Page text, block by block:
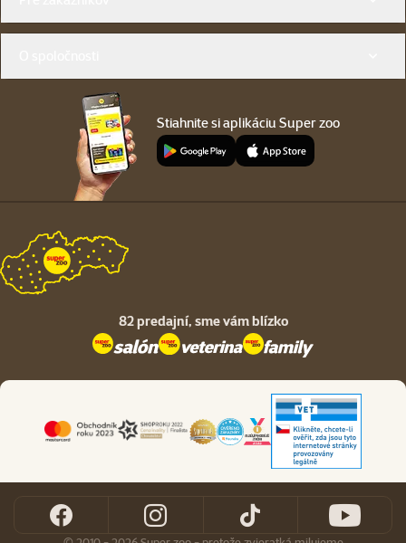
Stiahnite si aplikáciu Super zoo
82 predajní, sme vám blízko